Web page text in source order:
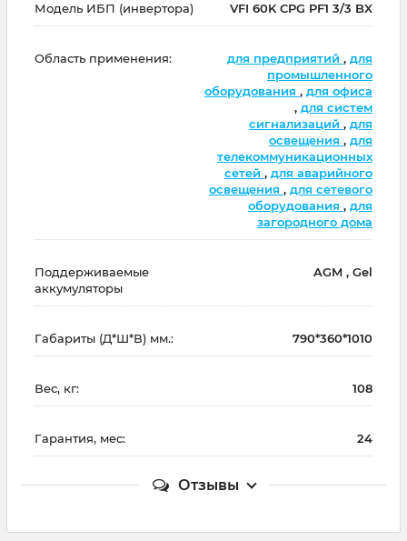
Модель ИБП (инвертора) VFI 60K CPG PF1 3/3 BX
Область применения: для предприятий , для
промышленного
оборудования , для офиса
, для систем
сигнализаций , для
освещения , для
телекоммуникационных
сетей , для аварийного
освещения , для сетевого
оборудования , для
загородного дома
Поддерживаемые
аккумуляторы
AGM , Gel
Габариты (Д*Ш*В) мм.: 790*360*1010
Вес, кг: 108
Гарантия, мес: 24
Отзывы